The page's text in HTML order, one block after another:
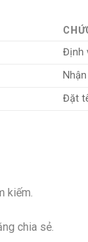
Định
Đặt
kiếm.
chia sẻ.